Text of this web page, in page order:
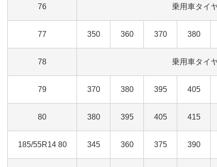
76 乗用車タイ
77 350 360 370 380
78 乗用車タイ
79 370 380 395 405
80 380 395 405 415
185/55R14 80 345 360 375 390